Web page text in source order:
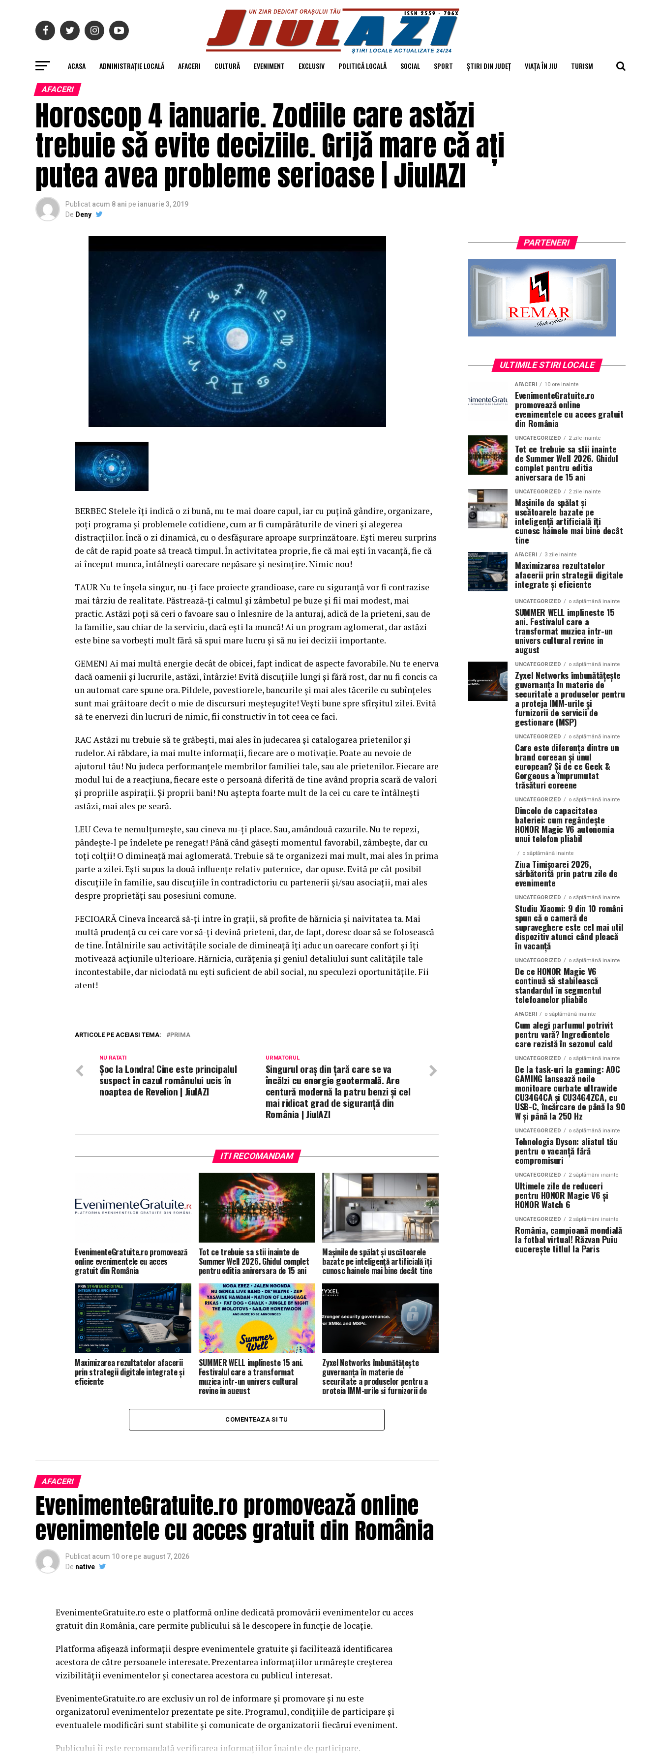
ACASA ADMINISTRAȚIE LOCALĂ AFACERI CULTURĂ EVENIMENT EXCLUSIV POLITICĂ LOCALĂ SOCIAL SPORT ȘTIRI DIN JUDEȚ VIAȚA ÎN JIU TURISM
AFACERI
Horoscop 4 ianuarie. Zodiile care astăzi
trebuie să evite deciziile. Grijă mare că ați
putea avea probleme serioase | JiulAZI
Publicat acum 8 ani pe ianuarie 3, 2019
De Deny
BERBEC Stelele îţi indică o zi bună, nu te mai doare capul, iar cu puţină gândire, organizare,
poţi programa şi problemele cotidiene, cum ar fi cumpărăturile de vineri şi alegerea
distracţiilor. Încă o zi dinamică, cu o desfăşurare aproape surprinzătoare. Eşti mereu surprins
de cât de rapid poate să treacă timpul. În activitatea proprie, fie că mai eşti în vacanţă, fie că
ai început munca, întâlneşti oarecare nepăsare şi nesimţire.Nimic nou!
TAUR Nu te înşela singur, nu-ţi face proiecte grandioase, care cu siguranţă vor fi contrazise
mai târziu de realitate. Păstrează-ţi calmul şi zâmbetul pe buze şi fii mai modest, mai
practic. Astăzi poţi să ceri o favoare sau o înlesnire de la anturaj, adică de la prieteni, sau de
la familie, sau chiar de la serviciu, dacă eşti la muncă! Ai un program aglomerat, dar astăzi
este bine sa vorbeşti mult fără să spui mare lucru şi să nu iei decizii importante.
GEMENI Ai mai multă energie decât de obicei, fapt indicat de aspecte favorabile. Nu te enerva
dacă oamenii şi lucrurile, astăzi, întârzie! Evită discuţiile lungi şi fără rost, dar nu fi concis ca
un automat care spune ora. Pildele, povestiorele, bancurile şi mai ales tăcerile cu subînţeles
sunt mai grăitoare decît o mie de discursuri meşteşugite! Veşti bune spre sfîrşitul zilei. Evită
să te enervezi din lucruri de nimic, fii constructiv în tot ceea ce faci.
RAC Astăzi nu trebuie să te grăbeşti, mai ales în judecarea şi catalogarea prietenilor şi
rudelor. Ai răbdare, ia mai multe informaţii, fiecare are o motivaţie. Poate au nevoie de
ajutorul tău! Nu judeca performanţele membrilor familiei tale, sau ale prietenilor. Fiecare are
modul lui de a reacţiuna, fiecare este o persoană diferită de tine având propria scară de valori
şi propriile aspiraţii. Şi proprii bani! Nu aştepta foarte mult de la cei cu care te întâlneşti
astăzi, mai ales pe seară.
LEU Ceva te nemulţumeşte, sau cineva nu-ţi place. Sau, amândouă cazurile. Nu te repezi,
pândeşte-l pe îndelete pe renegat! Până când găseşti momentul favorabil, zâmbeşte, dar cu
toţi colţii! O dimineaţă mai aglomerată. Trebuie să te organizezi mai mult, mai ales în prima
parte a zilei. Eşti supus la două influenţe relativ puternice, dar opuse. Evită pe cât posibil
discuţiile în familie, sau discuţiile în contradictoriu cu partenerii şi/sau asociaţii, mai ales
despre proprietăţi sau posesiuni comune.
FECIOARĂ Cineva încearcă să-ţi intre în graţii, să profite de hărnicia şi naivitatea ta. Mai
multă prudenţă cu cei care vor să-ţi devină prieteni, dar, de fapt, doresc doar să se folosească
de tine. Întâlnirile sau activităţile sociale de dimineaţă îţi aduc un oarecare confort şi îţi
motivează acţiunile ulterioare. Hărnicia, curăţenia şi geniul detaliului sunt calităţile tale
incontestabile, dar niciodată nu eşti suficient de abil social, nu speculezi oportunităţile. Fii
atent!
ARTICOLE PE ACEIASI TEMA: PRIMA
URMATORUL
Singurul oraș din țară care se va
încălzi cu energie geotermală. Are
centură modernă la patru benzi și cel
mai ridicat grad de siguranţă din
România | JiulAZI
NU RATATI
Șoc la Londra! Cine este principalul
suspect în cazul românului ucis în
noaptea de Revelion | JiulAZI
ITI RECOMANDAM
EvenimenteGratuite.ro promovează
online evenimentele cu acces
gratuit din România
Tot ce trebuie sa stii inainte de
Summer Well 2026. Ghidul complet
pentru editia aniversara de 15 ani
Mașinile de spălat și uscătoarele
bazate pe inteligență artificială îți
cunosc hainele mai bine decât tine
Maximizarea rezultatelor afacerii
prin strategii digitale integrate și
eficiente
SUMMER WELL implineste 15 ani.
Festivalul care a transformat
muzica intr-un univers cultural
revine in august
Zyxel Networks îmbunătățește
guvernanța în materie de
securitate a produselor pentru a
proteja IMM-urile și furnizorii de
COMENTEAZA SI TU
AFACERI
EvenimenteGratuite.ro promovează online
evenimentele cu acces gratuit din România
Publicat acum 10 ore pe august 7, 2026
De native
EvenimenteGratuite.ro este o platformă online dedicată promovării evenimentelor cu acces
gratuit din România, care permite publicului să le descopere în funcție de locație.
Platforma afișează informații despre evenimentele gratuite și facilitează identificarea
acestora de către persoanele interesate. Prezentarea informațiilor urmărește creșterea
vizibilității evenimentelor și conectarea acestora cu publicul interesat.
EvenimenteGratuite.ro are exclusiv un rol de informare și promovare și nu este
organizatorul evenimentelor prezentate pe site. Programul, condițiile de participare și
eventualele modificări sunt stabilite și comunicate de organizatorii fiecărui eveniment.
Publicului îi este recomandată verificarea informațiilor înainte de participare.
PARTENERI
ULTIMILE STIRI LOCALE
AFACERI 10 ore inainte
EvenimenteGratuite.ro
promovează online
evenimentele cu acces gratuit
din România
UNCATEGORIZED 2 zile inainte
Tot ce trebuie sa stii inainte
de Summer Well 2026. Ghidul
complet pentru editia
aniversara de 15 ani
UNCATEGORIZED 2 zile inainte
Mașinile de spălat și
uscătoarele bazate pe
inteligență artificială îți
cunosc hainele mai bine decât
tine
AFACERI 3 zile inainte
Maximizarea rezultatelor
afacerii prin strategii digitale
integrate și eficiente
UNCATEGORIZED o săptămână inainte
SUMMER WELL implineste 15
ani. Festivalul care a
transformat muzica intr-un
univers cultural revine in
august
UNCATEGORIZED o săptămână inainte
Zyxel Networks îmbunătățește
guvernanța în materie de
securitate a produselor pentru
a proteja IMM-urile și
furnizorii de servicii de
gestionare (MSP)
UNCATEGORIZED o săptămână inainte
Care este diferența dintre un
brand coreean și unul
european? Și de ce Geek &
Gorgeous a împrumutat
trăsături coreene
UNCATEGORIZED o săptămână inainte
Dincolo de capacitatea
bateriei: cum regândește
HONOR Magic V6 autonomia
unui telefon pliabil
o săptămână inainte
Ziua Timișoarei 2026,
sărbătorită prin patru zile de
evenimente
UNCATEGORIZED o săptămână inainte
Studiu Xiaomi: 9 din 10 români
spun că o cameră de
supraveghere este cel mai util
dispozitiv atunci când pleacă
în vacanță
UNCATEGORIZED o săptămână inainte
De ce HONOR Magic V6
continuă să stabilească
standardul în segmentul
telefoanelor pliabile
AFACERI o săptămână inainte
Cum alegi parfumul potrivit
pentru vară? Ingredientele
care rezistă în sezonul cald
UNCATEGORIZED o săptămână inainte
De la task-uri la gaming: AOC
GAMING lansează noile
monitoare curbate ultrawide
CU34G4CA și CU34G4ZCA, cu
USB-C, încărcare de până la 90
W și până la 250 Hz
UNCATEGORIZED o săptămână inainte
Tehnologia Dyson: aliatul tău
pentru o vacanță fără
compromisuri
UNCATEGORIZED 2 săptămâni inainte
Ultimele zile de reduceri
pentru HONOR Magic V6 și
HONOR Watch 6
UNCATEGORIZED 2 săptămâni inainte
România, campioană mondială
la fotbal virtual! Răzvan Puiu
cucerește titlul la Paris